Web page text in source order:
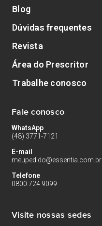
Blog
Dúvidas frequentes
Revista
Área do Prescritor
Trabalhe conosco
Fale conosco
WhatsApp
(48) 3771-7121
E-mail
meupedido@essentia.com.br
Telefone
0800 724 9099
Visite nossas sedes